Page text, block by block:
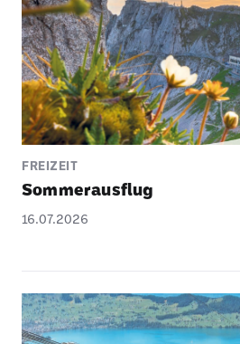
FREIZEIT
Sommer­aus­flug
16.07.2026